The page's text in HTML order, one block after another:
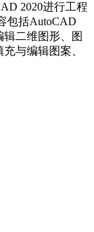
2020进行工程
包括AutoCAD
辑二维图形、图
与编辑图案、